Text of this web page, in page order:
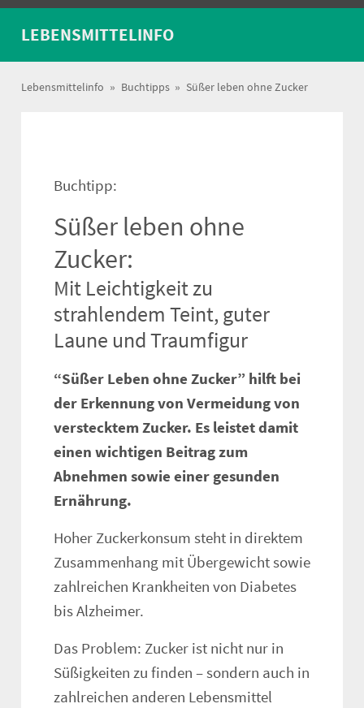
LEBENSMITTELINFO
Lebensmittelinfo » Buchtipps » Süßer leben ohne Zucker
Buchtipp:
Süßer leben ohne
Zucker:
Mit Leichtigkeit zu
strahlendem Teint, guter
Laune und Traumfigur
“Süßer Leben ohne Zucker” hilft bei
der Erkennung von Vermeidung von
verstecktem Zucker. Es leistet damit
einen wichtigen Beitrag zum
Abnehmen sowie einer gesunden
Ernährung.
Hoher Zuckerkonsum steht in direktem
Zusammenhang mit Übergewicht sowie
zahlreichen Krankheiten von Diabetes
bis Alzheimer.
Das Problem: Zucker ist nicht nur in
Süßigkeiten zu finden – sondern auch in
zahlreichen anderen Lebensmittel